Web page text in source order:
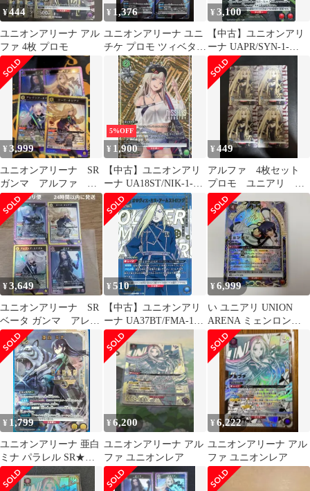
¥444
ユニオンアリーナ アル
ファ 4枚 プロモ
¥ 1,376
ユニオンアリーナ ユニ
チケ プロモ ツィベタ 4
¥3,100
【中古】ユニオンアリ
ーナ UAPR/SYN-1-
092[R]：(キラ)ミステル
¥3,999
ユニオンアリーナ SR
ガンマ アルファ ア
レクシア・ミドガル
ローズ・オリアナ
5%OFF
¥ 1,900
【中古】ユニオンアリ
ーナ UA18ST/NIK-1-
113[R★]：(キラ)センチ
¥449
アルファ 4枚セット
プロモ ユニアリ ユ
ニオンアリーナ
¥3,649
ユニオンアリーナ SR
ベータ ガンマ アレク
シア・ミドガル ロー
ズ・オリアナ
¥510
【中古】ユニオンアリ
ーナ UA37BT/FMA-1-
060[SR★]：(キラ)オリ
ヴィエ・ミラ・アーム
ストロング
¥6,999
い ユニアリ UNION
ARENA ミェンロン
SR星2 ユニオンアリー
ナ
¥ 1,799
ユニオンアリーナ 亜白
ミナ パラレル SR★
UA28BT/KJ8-1-004
¥6,200
ユニオンアリーナ アル
ファ ユニオンレア
¥6,222
ユニオンアリーナ アル
ファ ユニオンレア